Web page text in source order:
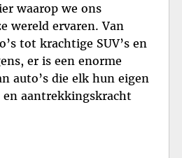
waarop we ons
wereld ervaren. Van
tot krachtige SUV’s en
er is een enorme
auto’s die elk hun eigen
aantrekkingskracht